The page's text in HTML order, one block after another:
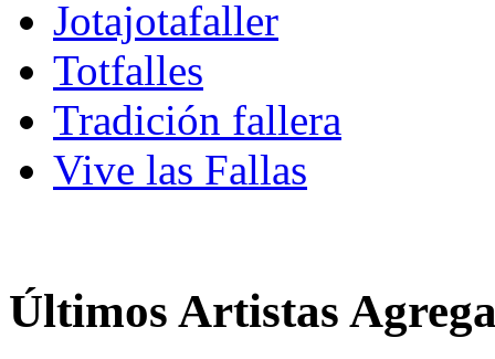
Jotajotafaller
Totfalles
Tradición fallera
Vive las Fallas
Últimos Artistas